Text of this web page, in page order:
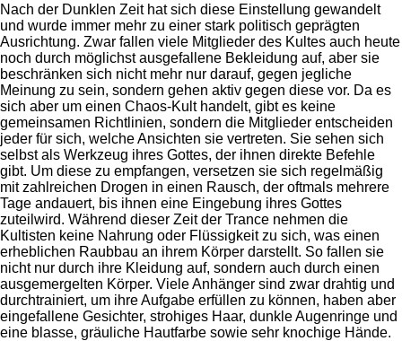
Nach der Dunklen Zeit hat sich diese Einstellung gewandelt
und wurde immer mehr zu einer stark politisch geprägten
Ausrichtung. Zwar fallen viele Mitglieder des Kultes auch heute
noch durch möglichst ausgefallene Bekleidung auf, aber sie
beschränken sich nicht mehr nur darauf, gegen jegliche
Meinung zu sein, sondern gehen aktiv gegen diese vor. Da es
sich aber um einen Chaos-Kult handelt, gibt es keine
gemeinsamen Richtlinien, sondern die Mitglieder entscheiden
jeder für sich, welche Ansichten sie vertreten. Sie sehen sich
selbst als Werkzeug ihres Gottes, der ihnen direkte Befehle
gibt. Um diese zu empfangen, versetzen sie sich regelmäßig
mit zahlreichen Drogen in einen Rausch, der oftmals mehrere
Tage andauert, bis ihnen eine Eingebung ihres Gottes
zuteilwird. Während dieser Zeit der Trance nehmen die
Kultisten keine Nahrung oder Flüssigkeit zu sich, was einen
erheblichen Raubbau an ihrem Körper darstellt. So fallen sie
nicht nur durch ihre Kleidung auf, sondern auch durch einen
ausgemergelten Körper. Viele Anhänger sind zwar drahtig und
durchtrainiert, um ihre Aufgabe erfüllen zu können, haben aber
eingefallene Gesichter, strohiges Haar, dunkle Augenringe und
eine blasse, gräuliche Hautfarbe sowie sehr knochige Hände.